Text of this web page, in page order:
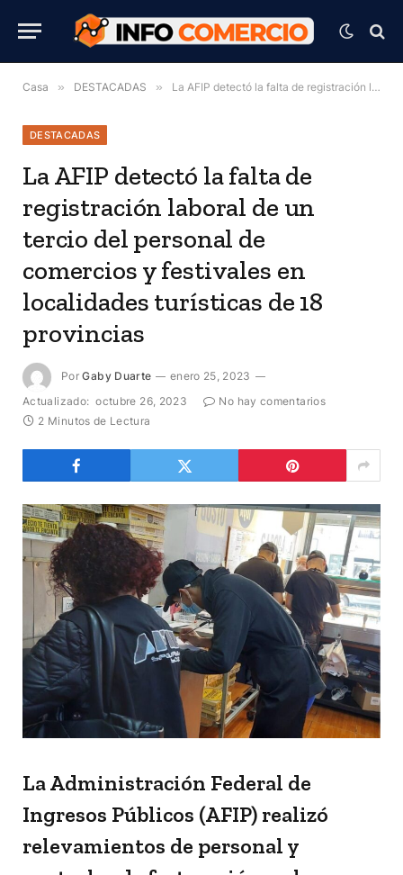
Casa » DESTACADAS » La AFIP detectó la falta de registración laboral de un tercio del personal de comercios y festivales en localidades turísticas de 18 provincias
DESTACADAS
La AFIP detectó la falta de
registración laboral de un
tercio del personal de
comercios y festivales en
localidades turísticas de 18
provincias
Por Gaby Duarte
enero 25, 2023
Actualizado: octubre 26, 2023
No hay comentarios
2 Minutos de Lectura
La Administración Federal de
Ingresos Públicos (AFIP) realizó
relevamientos de personal y